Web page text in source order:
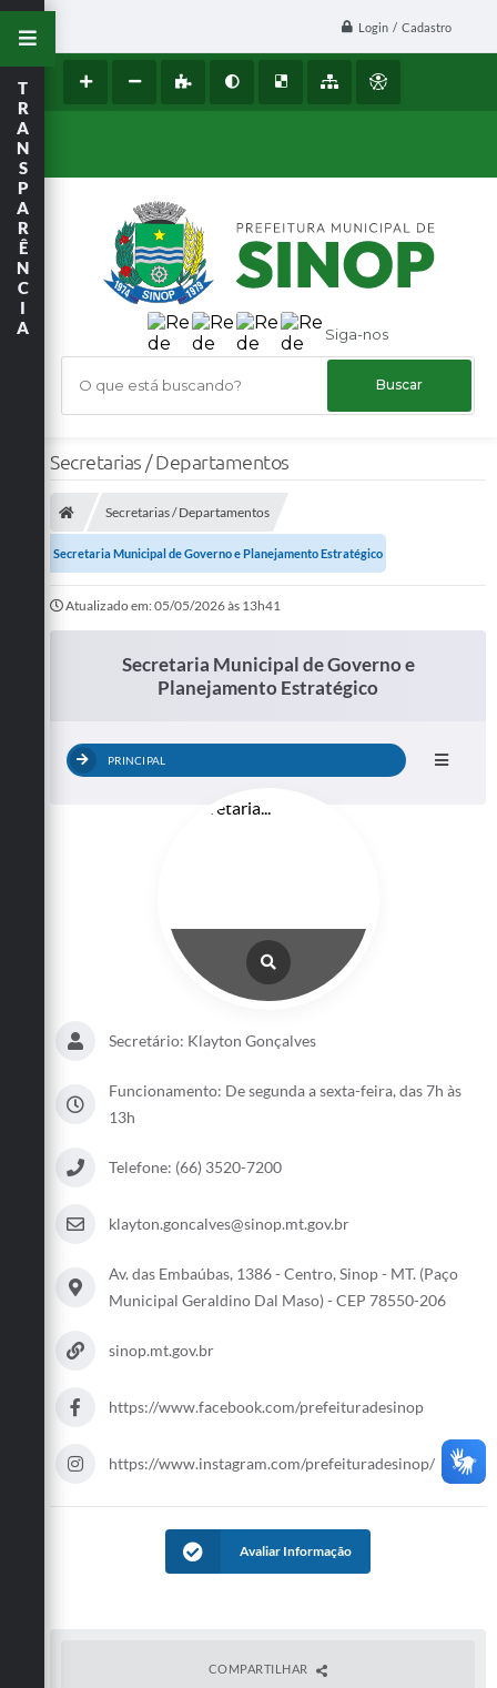
Login / Cadastro
Siga-nos
O que está buscando?
T
R
A
N
S
P
A
R
Ê
N
C
I
A
Secretarias / Departamentos
Secretarias / Departamentos
Secretaria Municipal de Governo e Planejamento Estratégico
Atualizado em: 05/05/2026 às 13h41
Secretaria Municipal de Governo e
Planejamento Estratégico
PRINCIPAL
Secretário: Klayton Gonçalves
Funcionamento: De segunda a sexta-feira, das 7h às
13h
Telefone: (66) 3520-7200
klayton.goncalves@sinop.mt.gov.br
Av. das Embaúbas, 1386 - Centro, Sinop - MT. (Paço
Municipal Geraldino Dal Maso) - CEP 78550-206
sinop.mt.gov.br
https://www.facebook.com/prefeituradesinop
https://www.instagram.com/prefeituradesinop/
Avaliar Informação
COMPARTILHAR